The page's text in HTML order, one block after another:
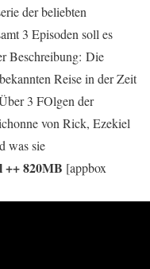
der beliebten
3 Episoden soll es
Beschreibung: Die
Reise in der Zeit
3 FOlgen der
von Rick, Ezekiel
was sie
++ 820MB [appbox